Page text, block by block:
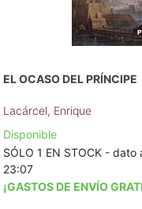
EL OCASO DEL PRÍNCIPE
Lacárcel, Enrique
Disponible
SÓLO 1 EN STOCK -
23:07
¡GASTOS DE ENVÍO